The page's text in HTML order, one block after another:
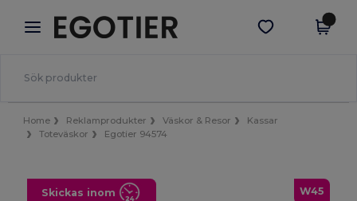
× Egotier-app
Bättre priser i appen!
Hämta app
Home Reklamprodukter Väskor & Resor
Kassar
Toteväskor
Egotier 94574
W45
Skickas inom